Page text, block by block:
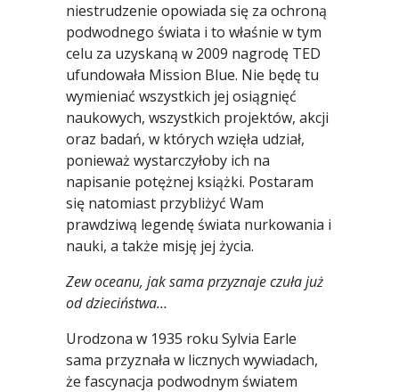
niestrudzenie opowiada się za ochroną
podwodnego świata i to właśnie w tym
celu za uzyskaną w 2009 nagrodę TED
ufundowała Mission Blue. Nie będę tu
wymieniać wszystkich jej osiągnięć
naukowych, wszystkich projektów, akcji
oraz badań, w których wzięła udział,
ponieważ wystarczyłoby ich na
napisanie potężnej książki. Postaram
się natomiast przybliżyć Wam
prawdziwą legendę świata nurkowania i
nauki, a także misję jej życia.
Zew oceanu, jak sama przyznaje czuła już
od dzieciństwa…
Urodzona w 1935 roku Sylvia Earle
sama przyznała w licznych wywiadach,
że fascynacja podwodnym światem